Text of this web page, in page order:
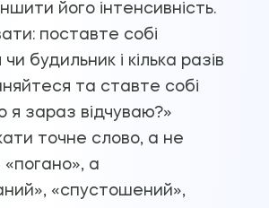
його інтенсивність.
поставте собі
будильник і кілька разів
та ставте собі
я зараз відчуваю?»
точне слово, а не
а
«спустошений»,